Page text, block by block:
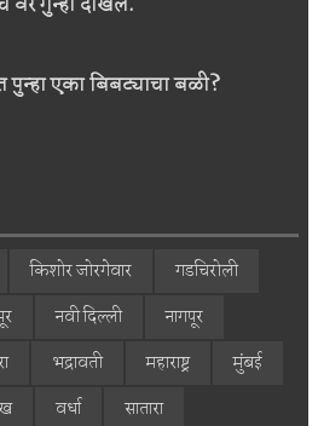
एका बिबट्याचा बळी?
किशोर जोरगेवार
गडचिरोली
नवी दिल्ली
नागपूर
भद्रावती महाराष्ट्र
मुंबई
वर्धा सातारा